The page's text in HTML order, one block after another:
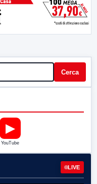
Cerca
▶
YouTube
LIVE